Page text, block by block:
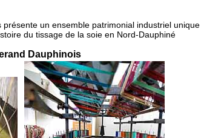
un ensemble patrimonial industriel unique
du tissage de la soie en Nord-Dauphiné
Dauphinois